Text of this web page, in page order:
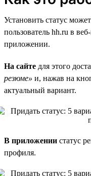
Установить статус
пользователь hh.ru в
приложении.
На сайте для этого
резюме» и, нажав на
актуальный вариант.
В приложении статус
профиля.